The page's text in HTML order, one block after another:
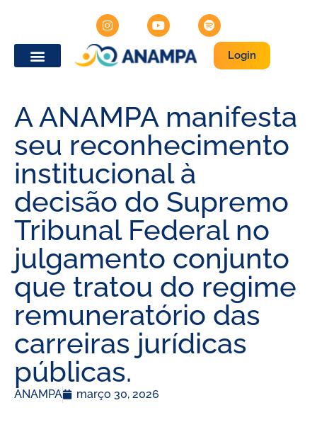
Login
A ANAMPA manifesta
seu reconhecimento
institucional à
decisão do Supremo
Tribunal Federal no
julgamento conjunto
que tratou do regime
remuneratório das
carreiras jurídicas
públicas.
ANAMPA março 30, 2026